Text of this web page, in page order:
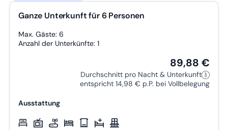
Ganze Unterkunft für 6 Personen
Max. Gäste: 6
Anzahl der Unterkünfte: 1
89,88 €
Durchschnitt pro Nacht & Unterkunft
entspricht 14,98 € p.P. bei Vollbelegung
Ausstattung